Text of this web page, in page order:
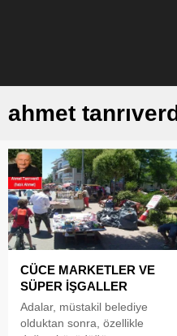
ahmet
CÜCE MARKETLER VE
SÜPER İŞGALLER
Adalar, müstakil belediye
olduktan sonra, özellikle